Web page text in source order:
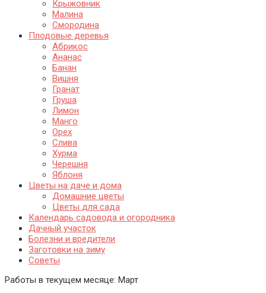
Крыжовник
Малина
Смородина
Плодовые деревья
Абрикос
Ананас
Банан
Вишня
Гранат
Груша
Лимон
Манго
Орех
Слива
Хурма
Черешня
Яблоня
Цветы на даче и дома
Домашние цветы
Цветы для сада
Календарь садовода и огородника
Дачный участок
Болезни и вредители
Заготовки на зиму
Советы
Работы в текущем месяце: Март